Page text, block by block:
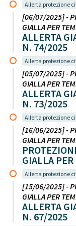
Allerta protezione
[06/07/2025] -
GIALLA PER
ALLERTA
N. 74/2025
Allerta protezione
[05/07/2025] -
GIALLA PER
ALLERTA
N. 73/2025
Allerta protezione
[16/06/2025] -
GIALLA PER
GIALLA
Allerta protezione
[15/06/2025] -
GIALLA PER
ALLERTA
N. 67/2025